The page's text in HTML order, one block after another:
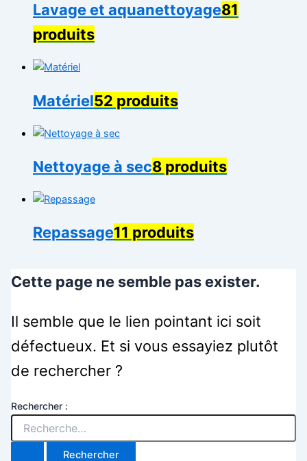
Lavage et aquanettoyage81
produits
Matériel52 produits
Nettoyage à sec8 produits
Repassage11 produits
Cette page ne semble pas exister.
Il semble que le lien pointant ici soit
défectueux. Et si vous essayiez plutôt
de rechercher ?
Rechercher :